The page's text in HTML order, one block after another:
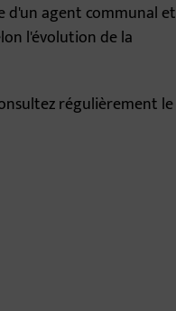
d'un agent communal et
l'évolution de la
régulièrement le